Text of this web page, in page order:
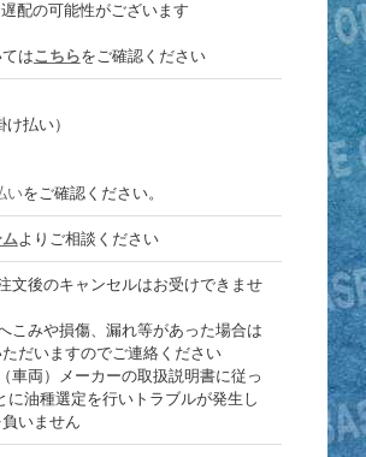
配の可能性がございます
はこちらをご確認ください
払い）
いをご確認ください。
よりご相談ください
文後のキャンセルはお受けできませ
こみや損傷、漏れ等があった場合は
だいますのでご連絡ください
車両）メーカーの取扱説明書に従っ
に油種選定を行いトラブルが発生し
いません